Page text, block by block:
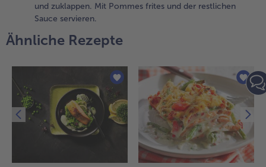
den
den
legen,
den
und zuklappen. Mit Pommes frites und der restlichen
Sauce servieren.
Ähnliche Rezepte